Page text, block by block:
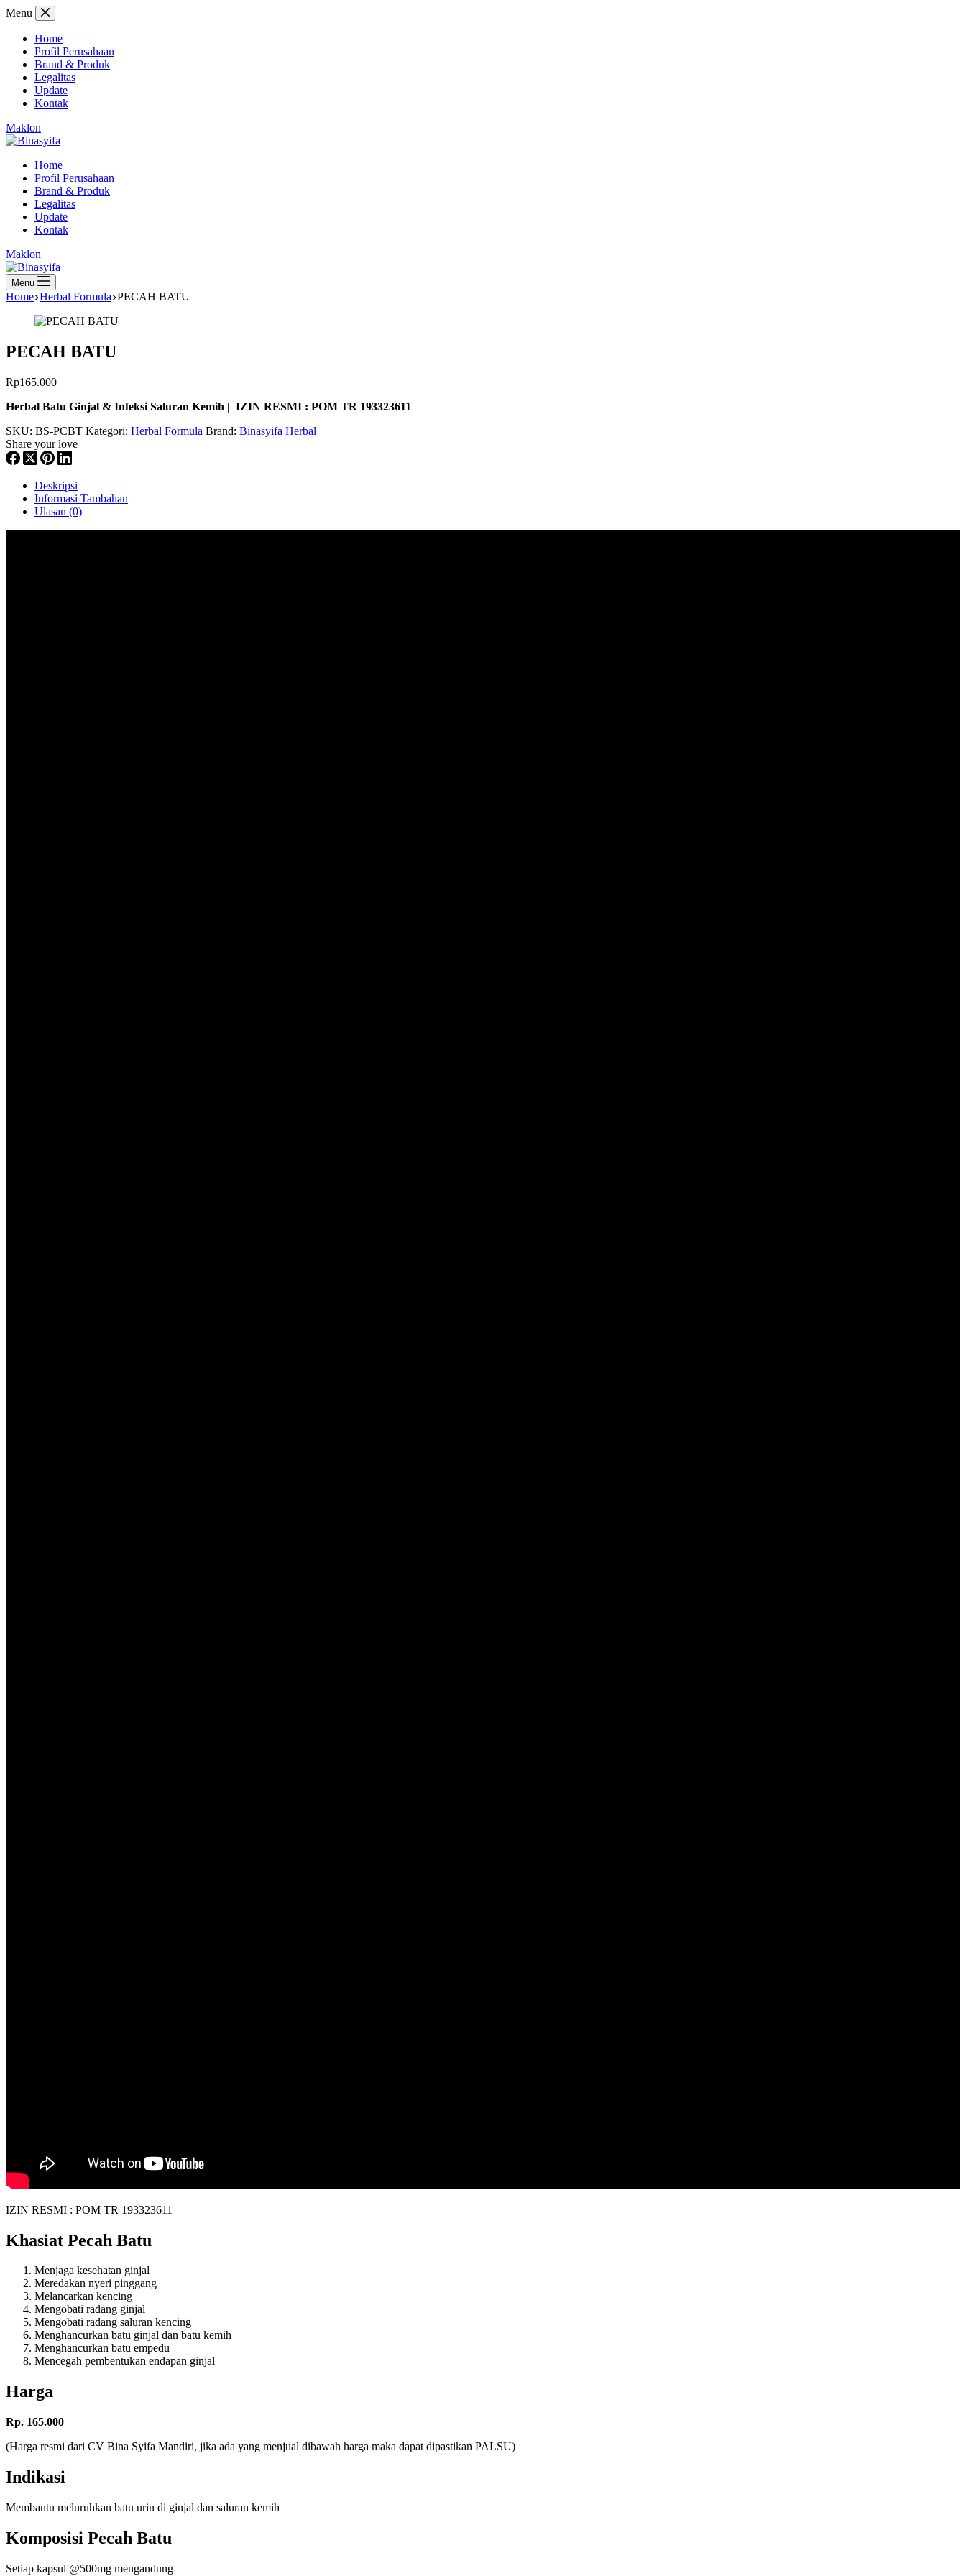
Skip
content
Menu
Home
Profil Perusahaan
Brand & Produk
Legalitas
Update
Kontak
Maklon
Home
Profil Perusahaan
Brand & Produk
Legalitas
Update
Kontak
Maklon
Menu
Home Herbal Formula PECAH BATU
PECAH BATU
Rp165.000
Herbal Batu Ginjal & Infeksi Saluran Kemih | IZIN RESMI : POM TR 193323611
SKU: BS-PCBT Kategori: Herbal Formula Brand: Binasyifa Herbal
Share your love
Deskripsi
Informasi Tambahan
Ulasan (0)
IZIN RESMI : POM TR 193323611
Khasiat Pecah Batu
Menjaga kesehatan ginjal
Meredakan nyeri pinggang
Melancarkan kencing
Mengobati radang ginjal
Mengobati radang saluran kencing
Menghancurkan batu ginjal dan batu kemih
Menghancurkan batu empedu
Mencegah pembentukan endapan ginjal
Harga
Rp. 165.000
(Harga resmi dari CV Bina Syifa Mandiri, jika ada yang menjual dibawah harga maka dapat dipastikan PALSU)
Indikasi
Membantu meluruhkan batu urin di ginjal dan saluran kemih
Komposisi Pecah Batu
Setiap kapsul @500mg mengandung